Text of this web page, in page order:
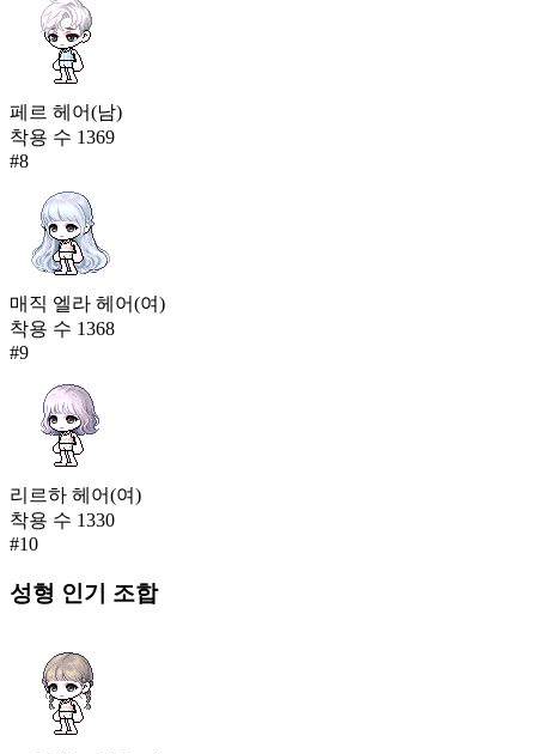
페르 헤어(남)
착용 수 1369
#8
매직 엘라 헤어(여)
착용 수 1368
#9
리르하 헤어(여)
착용 수 1330
#10
성형 인기 조합